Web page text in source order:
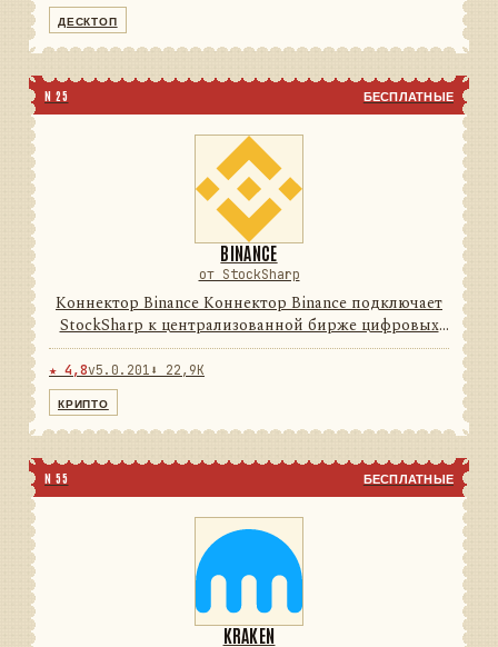
ДЕСКТОП
N 25 БЕСПЛАТНЫЕ
BINANCE
от StockSharp
Коннектор Binance Коннектор Binance подключает
StockSharp к централизованной бирже цифровых
активов. Он переводит данные и операции
провайдера в единую модель сообщений
StockSharp, поэтому приложения ...
★ 4,8v5.0.201 ⬇ 22,9K
КРИПТО
N 55 БЕСПЛАТНЫЕ
KRAKEN